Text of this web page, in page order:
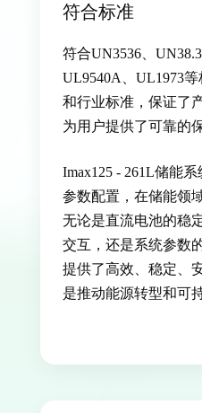
符合标准
符合UN3536、UN38.3
UL9540A、UL1973
和行业标准，保证了
为用户提供了可靠的
Imax125 - 261L储能
参数配置，在储能领
无论是直流电池的稳
交互，还是系统参数
提供了高效、稳定、
是推动能源转型和可